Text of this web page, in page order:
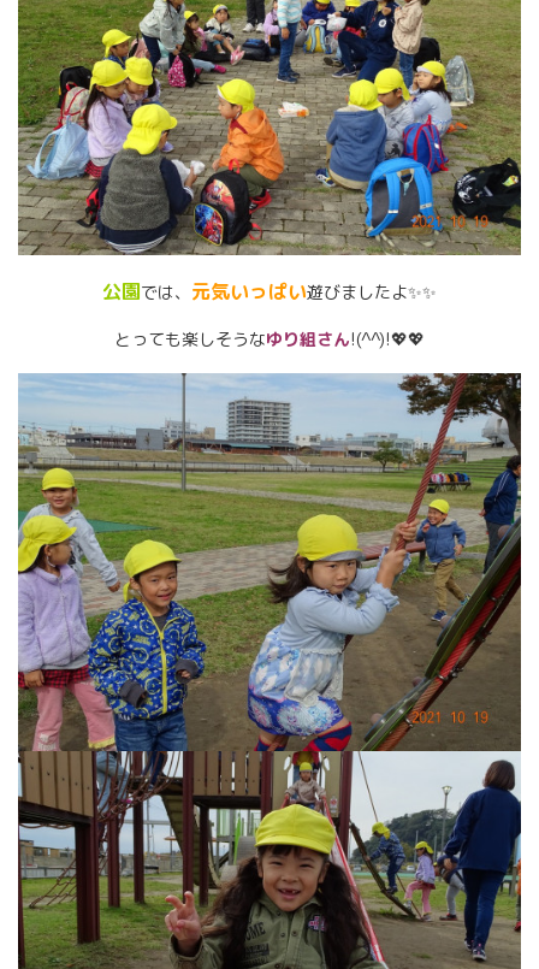
公園では、 元気いっぱい遊びましたよ✨✨
とっても楽しそうなゆり組さん!(^^)!💖💖